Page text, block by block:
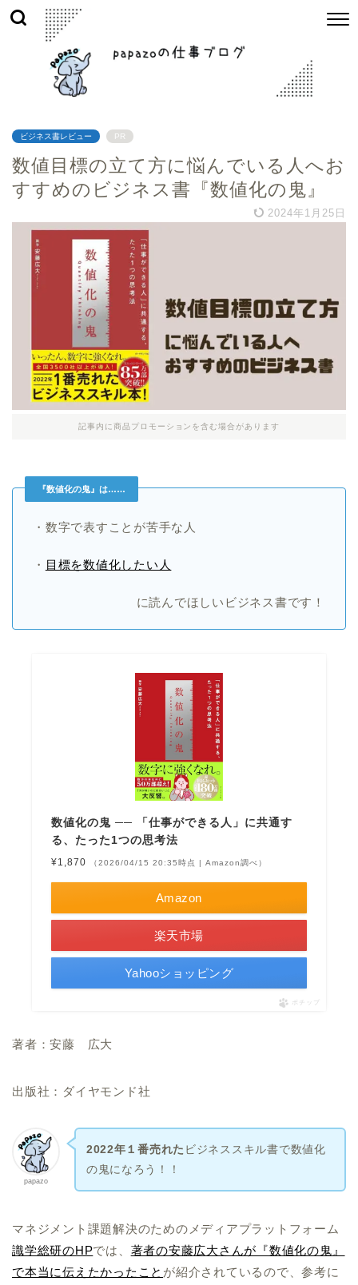
ビジネス書レビュー PR
数値目標の立て方に悩んでいる人へお
すすめのビジネス書『数値化の鬼』
2024年1月25日
記事内に商品プロモーションを含む場合があります
『数値化の鬼』は……
・数字で表すことが苦手な人
・ 目標を数値化したい人
に読んでほしいビジネス書です！
数値化の鬼 ── 「仕事ができる人」に共通す
る、たった1つの思考法
¥1,870 （2026/04/15 20:35時点 | Amazon調べ）
Amazon
楽天市場
Yahooショッピング
ポチップ
著者：安藤 広大
出版社：ダイヤモンド社
papazo
2022年１番売れた ビジネススキル書で数値化
の鬼になろう！！
マネジメント課題解決のためのメディアプラットフォーム
識学総研のHPでは、 著者の安藤広大さんが『数値化の鬼』
で本当に伝えたかったこと が紹介されているので、参考に